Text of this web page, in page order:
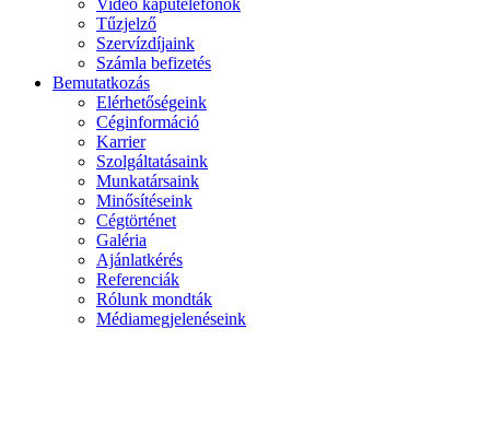
Videó kaputelefonok
Tűzjelző
Szervízdíjaink
Számla befizetés
Bemutatkozás
Elérhetőségeink
Céginformáció
Karrier
Szolgáltatásaink
Munkatársaink
Minősítéseink
Cégtörténet
Galéria
Ajánlatkérés
Referenciák
Rólunk mondták
Médiamegjelenéseink